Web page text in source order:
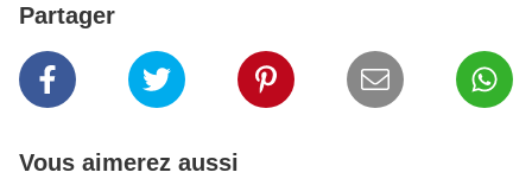
Partager
Vous aimerez aussi